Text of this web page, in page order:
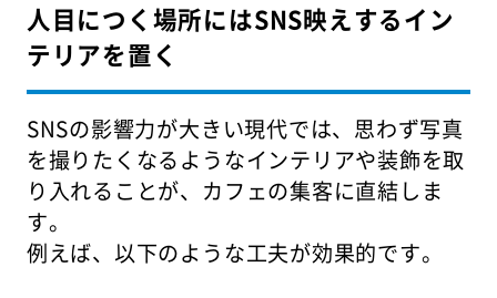
人目につく場所にはSNS映えするイン
テリアを置く
SNSの影響力が大きい現代では、思わず写真
を撮りたくなるようなインテリアや装飾を取
り入れることが、カフェの集客に直結しま
す。
例えば、以下のような工夫が効果的です。